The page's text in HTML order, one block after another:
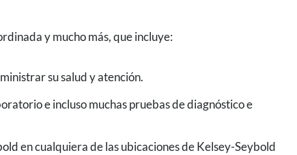
y mucho más, que incluye:
su salud y atención.
e incluso muchas pruebas de diagnóstico e
en cualquiera de las ubicaciones de Kelsey-Seybold